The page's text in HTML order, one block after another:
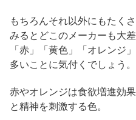
もちろんそれ以外にもたく
みるとどこのメーカーも大
「赤」「黄色」「オレンジ
多いことに気付くでしょう。
赤やオレンジは食欲増進効
と精神を刺激する色。